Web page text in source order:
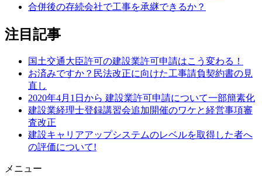
合併後の存続会社で工事を承継できるか？
注目記事
国土交通大臣許可の建設業許可申請はこう変わる！
お済みですか？民法改正に向けた工事請負契約書の見
直し
2020年4月1日から 建設業許可申請について一部簡素化
建設業経理士登録講習会追加開催のワケと経営事項審
査改正
建設キャリアアップシステムのレベルを取得した者へ
の評価について!
メニュー